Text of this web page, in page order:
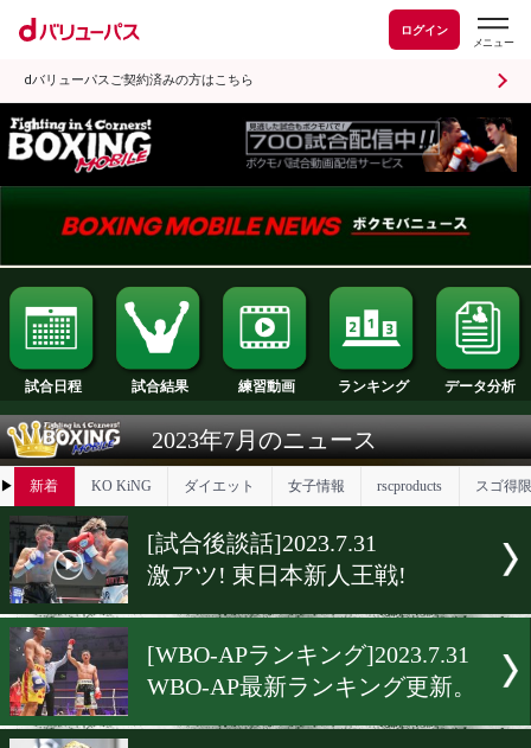
ログイン
dバリューパスご契約済みの方はこちら
試合日程 試合結果 練習動画 ランキング
2023年7月のニュース
▶ 新着 KO KiNG ダイエット 女子情報
[試合後談話]2023.7.31
激アツ! 東日本新人王戦!